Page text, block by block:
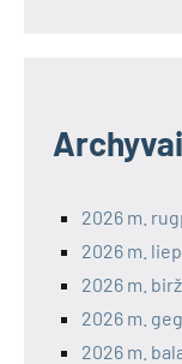
Archyvai
2026 m.
2026 m.
2026 m.
2026 m.
2026 m.